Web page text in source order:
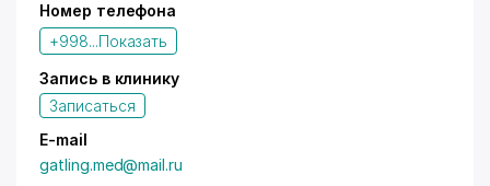
Номер телефона
+998...Показать
Запись в клинику
Записаться
E-mail
gatling.med@mail.ru